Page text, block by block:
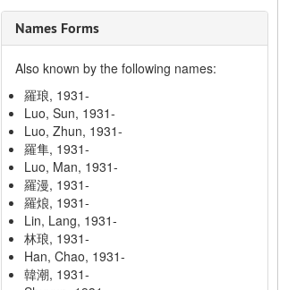
Names Forms
Also known by the following names:
羅琅, 1931-
Luo, Sun, 1931-
Luo, Zhun, 1931-
羅隼, 1931-
Luo, Man, 1931-
羅漫, 1931-
羅烺, 1931-
Lin, Lang, 1931-
林琅, 1931-
Han, Chao, 1931-
韓潮, 1931-